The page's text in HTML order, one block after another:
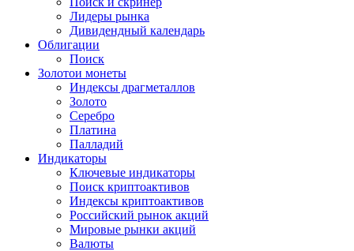
Лидеры рынка
Дивидендный календарь
Облигации
Поиск
Золотои монеты
Индексы драгметаллов
Золото
Серебро
Платина
Палладий
Индикаторы
Ключевые индикаторы
Поиск криптоактивов
Индексы криптоактивов
Российский рынок акций
Мировые рынки акций
Валюты